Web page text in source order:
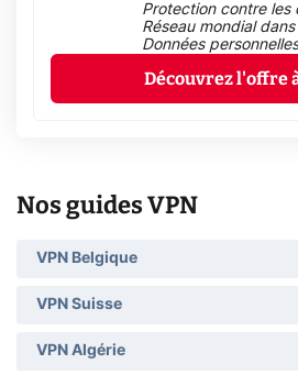
Protection contre les
Réseau mondial
Données
Découvrez l'offre
Nos guides VPN
VPN Belgique
VPN Suisse
VPN Algérie